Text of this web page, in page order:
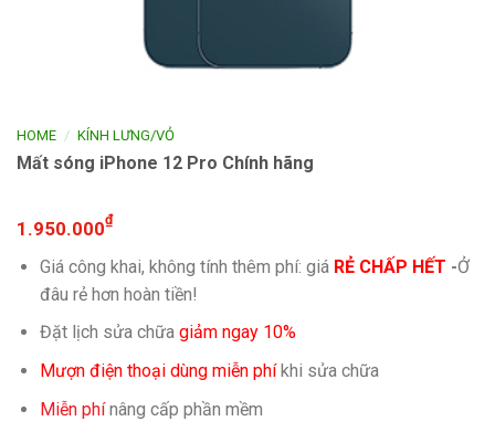
HOME / KÍNH LƯNG/VỎ
Mất sóng iPhone 12 Pro Chính hãng
1.950.000₫
Giá công khai, không tính thêm phí: giá RẺ CHẤP HẾT -Ở
đâu rẻ hơn hoàn tiền!
Đặt lịch sửa chữa giảm ngay 10%
Mượn điện thoại dùng miễn phíkhi sửa chữa
Miễn phínâng cấp phần mềm